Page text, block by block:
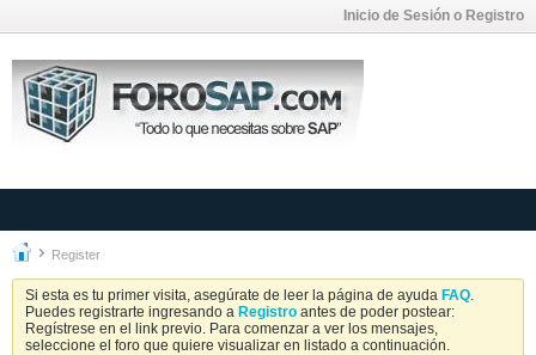
Inicio de Sesión o Registro
Register
Si esta es tu primer visita, asegúrate de leer la página de ayuda FAQ.
Puedes registrarte ingresando a Registro antes de poder postear:
Regístrese en el link previo. Para comenzar a ver los mensajes,
seleccione el foro que quiere visualizar en listado a continuación.